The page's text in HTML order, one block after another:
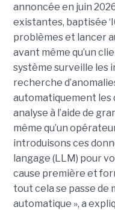
annoncée en juin
existantes, baptisée
problèmes et lancer
avant même qu’un
système surveille les
recherche
automatiquement les
analyse à l’aide de
même qu’un
introduisons ces
langage (LLM) pour
cause première et
tout cela se passe
automatique », a